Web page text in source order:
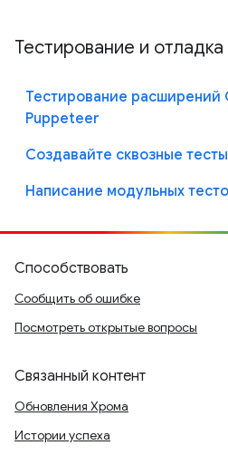
Тестирование и
Тестирование
Puppeteer
Создавайте сквозные тесты
Написание модульных
Способствовать
Сообщить об ошибке
Посмотреть открытые вопросы
Связанный контент
Обновления Хрома
Истории успеха